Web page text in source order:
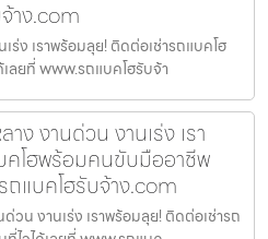
าง.com
ร่ง เราพร้อมลุย! ติดต่อเช่ารถแบคโฮ
ยที่ www.รถแบคโฮรับจ้า
ง งานด่วน งานเร่ง เรา
โฮพร้อมคนขับมืออาชีพ
ถแบคโฮรับจ้าง.com
วน งานเร่ง เราพร้อมลุย! ติดต่อเช่ารถ